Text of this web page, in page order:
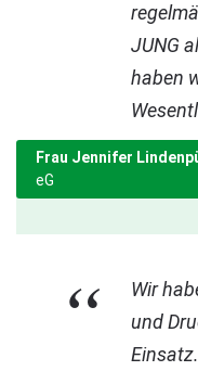
JUNG
haben
Frau Jennifer
eG
“
Wir
und